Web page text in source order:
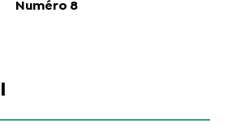
Numéro 8